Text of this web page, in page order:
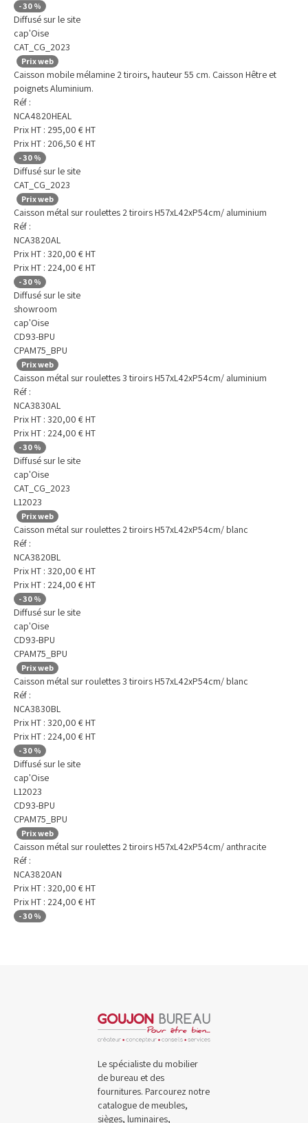
-30 %
Diffusé sur le site
cap'Oise
CAT_CG_2023
Prix web
Caisson mobile mélamine 2 tiroirs, hauteur 55 cm. Caisson Hêtre et
poignets Aluminium.
Réf :
NCA4820HEAL
Prix HT : 295,00 € HT
Prix HT : 206,50 € HT
-30 %
Diffusé sur le site
CAT_CG_2023
Prix web
Caisson métal sur roulettes 2 tiroirs H57xL42xP54cm/ aluminium
Réf :
NCA3820AL
Prix HT : 320,00 € HT
Prix HT : 224,00 € HT
-30 %
Diffusé sur le site
showroom
cap'Oise
CD93-BPU
CPAM75_BPU
Prix web
Caisson métal sur roulettes 3 tiroirs H57xL42xP54cm/ aluminium
Réf :
NCA3830AL
Prix HT : 320,00 € HT
Prix HT : 224,00 € HT
-30 %
Diffusé sur le site
cap'Oise
CAT_CG_2023
L12023
Prix web
Caisson métal sur roulettes 2 tiroirs H57xL42xP54cm/ blanc
Réf :
NCA3820BL
Prix HT : 320,00 € HT
Prix HT : 224,00 € HT
-30 %
Diffusé sur le site
cap'Oise
CD93-BPU
CPAM75_BPU
Prix web
Caisson métal sur roulettes 3 tiroirs H57xL42xP54cm/ blanc
Réf :
NCA3830BL
Prix HT : 320,00 € HT
Prix HT : 224,00 € HT
-30 %
Diffusé sur le site
cap'Oise
L12023
CD93-BPU
CPAM75_BPU
Prix web
Caisson métal sur roulettes 2 tiroirs H57xL42xP54cm/ anthracite
Réf :
NCA3820AN
Prix HT : 320,00 € HT
Prix HT : 224,00 € HT
-30 %
Le spécialiste du mobilier
de bureau et des
fournitures. Parcourez notre
catalogue de meubles,
sièges, luminaires,